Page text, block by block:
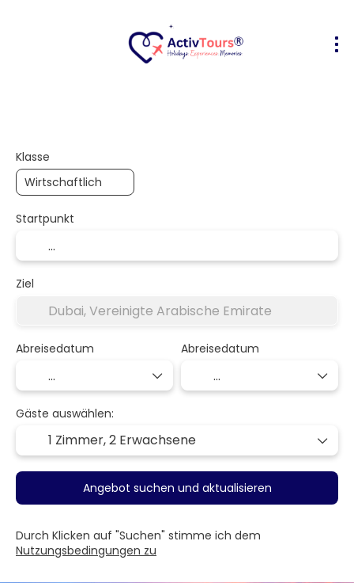
Klasse
Startpunkt
Ziel
Abreisedatum Abreisedatum
Gäste auswählen:
1 Zimmer,2 Erwachsene
Angebot suchen und aktualisieren
Durch Klicken auf "Suchen" stimme ich dem
Nutzungsbedingungen zu